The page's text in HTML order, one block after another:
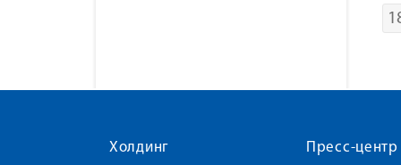
Холдинг Пресс-центр